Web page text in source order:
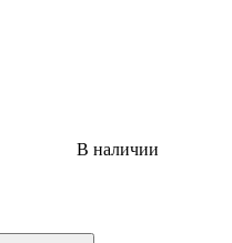
В наличии